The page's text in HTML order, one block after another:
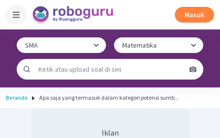
Masuk
Beranda Apa saja yang termasuk dalam kategori potensi sumb...
Iklan